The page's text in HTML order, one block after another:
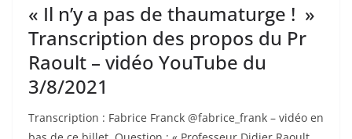
« Il n’y a pas de thaumaturge ! »
Transcription des propos du Pr
Raoult – vidéo YouTube du
3/8/2021
Transcription : Fabrice Franck @fabrice_frank – vidéo en